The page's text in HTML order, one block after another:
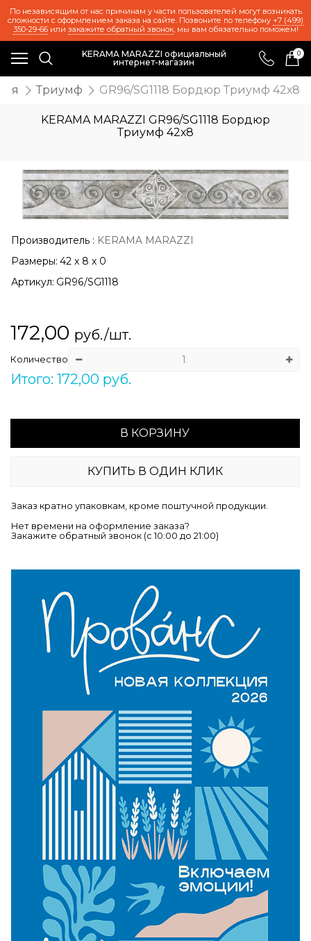
По независящим от нас причинам у части пользователей могут возникать
сложности с оформлением заказа на сайте. Позвоните по телефону +7 (499)
350-29-66или закажите обратный звонок, мы вам обязательно поможем!
KERAMA MARAZZI официальный
интернет-магазин
0
Триумф GR96/SG1118 Бордюр Триумф 42х8
KERAMA MARAZZI GR96/SG1118 Бордюр
Триумф 42х8
Производитель : KERAMA MARAZZI
Размеры: 42 x 8 x 0
Артикул: GR96/SG1118
172,00 руб./шт.
Количество
Итого: 172,00 руб.
В КОРЗИНУ
КУПИТЬ В ОДИН КЛИК
Заказ кратно упаковкам, кроме поштучной продукции.
Нет времени на оформление заказа?
Закажите обратный звонок (c 10:00 до 21:00)